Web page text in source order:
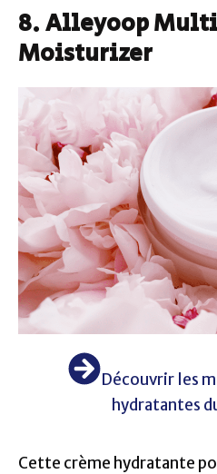
8. Alleyoop
Moisturizer
Découvrir les
hydratantes
Cette crème hydratante